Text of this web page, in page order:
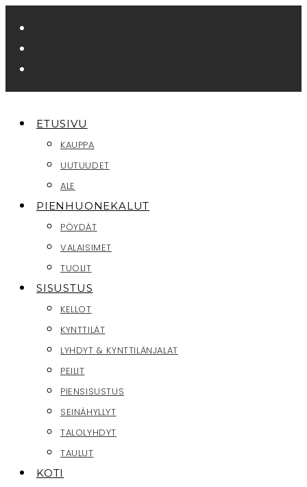
suoraan
sisältöön
ETUSIVU
KAUPPA
UUTUUDET
ALE
PIENHUONEKALUT
PÖYDÄT
VALAISIMET
TUOLIT
SISUSTUS
KELLOT
KYNTTILÄT
LYHDYT & KYNTTILÄNJALAT
PEILIT
PIENSISUSTUS
SEINÄHYLLYT
TALOLYHDYT
TAULUT
KOTI